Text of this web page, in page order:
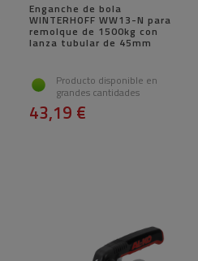
Enganche de bola
WINTERHOFF WW13-N para
remolque de 1500kg con
lanza tubular de 45mm
Producto disponible en
grandes cantidades
43,19 €